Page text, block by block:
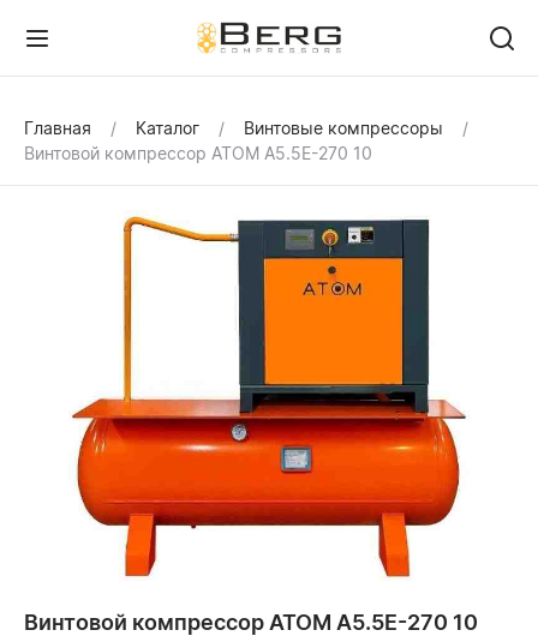
Главная Каталог
Винтовые компрессоры
Винтовой компрессор ATOM А5.5Е-270 10
Винтовой компрессор ATOM А5.5Е-270 10